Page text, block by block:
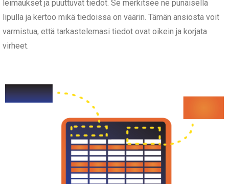
leimaukset ja puuttuvat tiedot. Se merkitsee ne punaisella
lipulla ja kertoo mikä tiedoissa on väärin. Tämän ansiosta voit
varmistua, että tarkastelemasi tiedot ovat oikein ja korjata
virheet.